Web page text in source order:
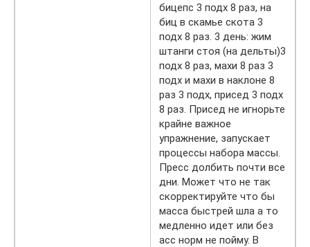
бицепс 3 подх 8 раз, на
биц в скамье скота 3
подх 8 раз. 3 день: жим
штанги стоя (на дельты)3
подх 8 раз, махи 8 раз 3
подх и махи в наклоне 8
раз 3 подх, присед 3 подх
8 раз. Присед не игнорьте
крайне важное
упражнение, запускает
процессы набора массы.
Пресс долбить почти все
дни. Может что не так
скорректируйте что бы
масса быстрей шла а то
медленно идет или без
асс норм не пойму. В